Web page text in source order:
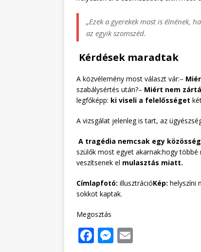
„Ezek a gyerekek most is élnének,
az egyik szomszéd.
Kérdések maradtak
A közvélemény most választ vár:–
szabálysértés után?– Miért nem
legfőképp: ki viseli a felelősséget
A vizsgálat jelenleg is tart, az
A tragédia nemcsak egy
szülők most egyet akarnak:hogy
veszítsenek el mulasztás miatt.
Címlapfotó: illusztrációKép: helyszíni
sokkot kaptak.
Megosztás
F M